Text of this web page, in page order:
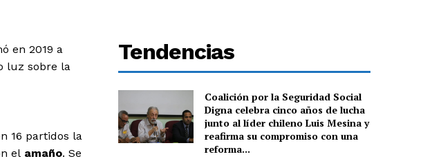
en 2019 a
luz sobre la
16 partidos la
el amaño. Se
Tendencias
Coalición por la Seguridad Social
Digna celebra cinco años de lucha
junto al líder chileno Luis Mesina y
reafirma su compromiso con una
reforma...